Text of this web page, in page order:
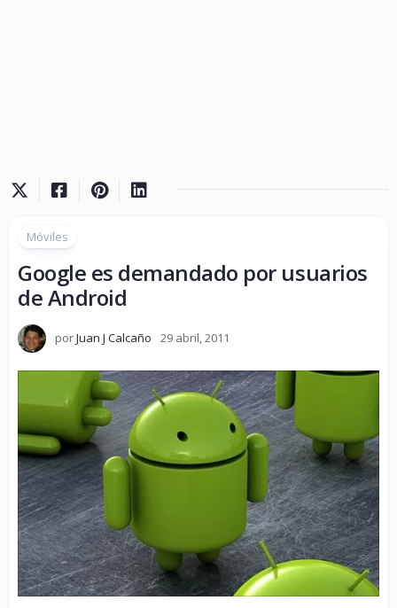
Móviles
Google es demandado por usuarios
de Android
porJuan J Calcaño 29 abril, 2011